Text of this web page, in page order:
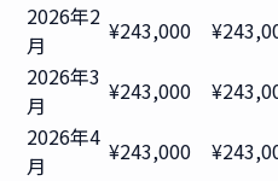
2026年2
月
¥243,000
2026年3
月
¥243,000
2026年4
月
¥243,000